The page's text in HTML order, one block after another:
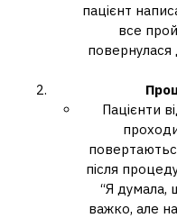
пацієнт
все
Пацієнти
після
“Я думала,
важко, але